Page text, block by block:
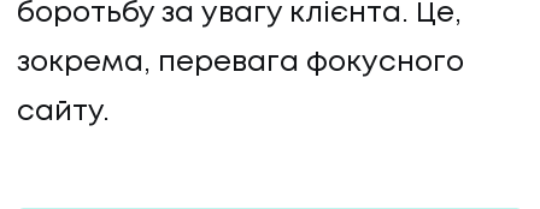
боротьбу за увагу клієнта. Це,
зокрема, перевага фокусного
сайту.